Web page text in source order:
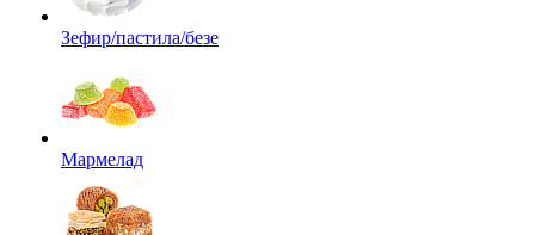
Зефир/пастила/безе
Мармелад